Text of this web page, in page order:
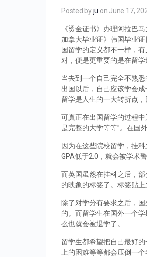
Posted byju on June 17,
《烫金证书》办理阿拉巴
加拿大毕业证》韩国毕业
国留学的定义都不一样，
对，便是更重要的是在留学
当去到一个自己完全不熟
出国以后，自己应该学会
留学是人生的一大转折点
可真正在出国留学的过程
是完整的大学等等”。在国
因为在这些院校留学，挂
GPA低于2.0，就会被学术
而英国虽然在挂科之后，
的映象的标签了。标签贴
除了对学分有要求之后，
的。而留学生在国外一个
么也就会被退学了。
留学生都希望把自己最好
上的困难等等都会压倒一